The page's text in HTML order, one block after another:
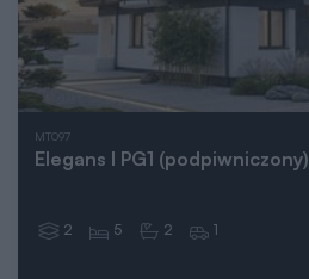
MT097
Elegans I PG1 (podpiwniczony)
2 5 2 1